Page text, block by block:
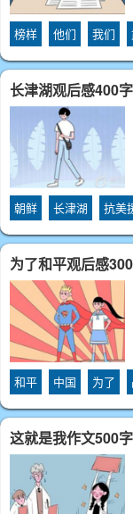
榜样 他们 我们
长津湖观后感400字
朝鲜 长津湖 抗美
为了和平观后感
和平 中国 为了
这就是我作文500字